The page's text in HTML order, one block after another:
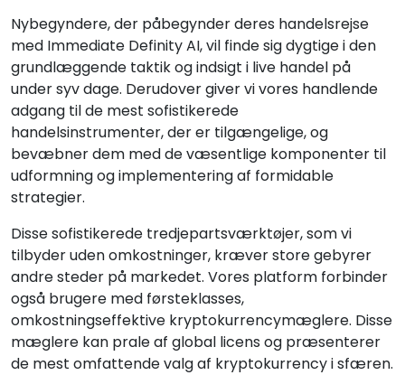
Nybegyndere, der påbegynder deres handelsrejse
med Immediate Definity AI, vil finde sig dygtige i den
grundlæggende taktik og indsigt i live handel på
under syv dage. Derudover giver vi vores handlende
adgang til de mest sofistikerede
handelsinstrumenter, der er tilgængelige, og
bevæbner dem med de væsentlige komponenter til
udformning og implementering af formidable
strategier.
Disse sofistikerede tredjepartsværktøjer, som vi
tilbyder uden omkostninger, kræver store gebyrer
andre steder på markedet. Vores platform forbinder
også brugere med førsteklasses,
omkostningseffektive kryptokurrencymæglere. Disse
mæglere kan prale af global licens og præsenterer
de mest omfattende valg af kryptokurrency i sfæren.